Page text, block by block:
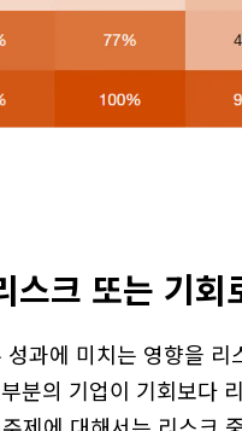
스크 또는 기회
과에 미치는 영향을 리
분의 기업이 기회보다